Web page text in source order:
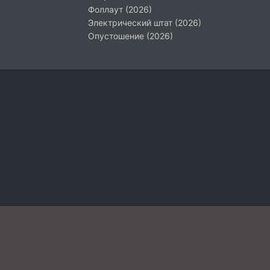
Фоллаут (2026)
Электрический штат (2026)
Опустошение (2026)